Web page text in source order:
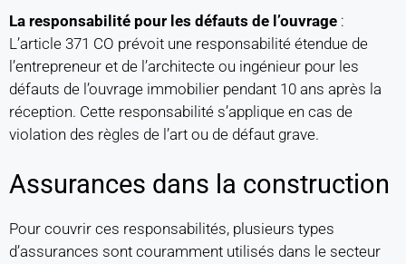
La responsabilité pour les défauts de l’ouvrage :
L’article 371 CO prévoit une responsabilité étendue de
l’entrepreneur et de l’architecte ou ingénieur pour les
défauts de l’ouvrage immobilier pendant 10 ans après la
réception. Cette responsabilité s’applique en cas de
violation des règles de l’art ou de défaut grave.
Assurances dans la construction
Pour couvrir ces responsabilités, plusieurs types
d’assurances sont couramment utilisés dans le secteur